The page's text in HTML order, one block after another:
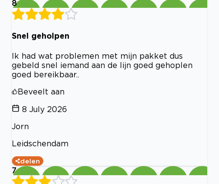
8
Snel geholpen
Ik had wat problemen met mijn pakket dus
gebeld snel iemand aan de lijn goed gehoplen
goed bereikbaar..
Beveelt aan
8 July 2026
Jorn
Leidschendam
delen
7